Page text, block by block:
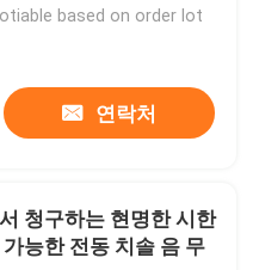
based on order lot
연락처
청구하는 현명한 시한
능한 전동 치솔 음 무